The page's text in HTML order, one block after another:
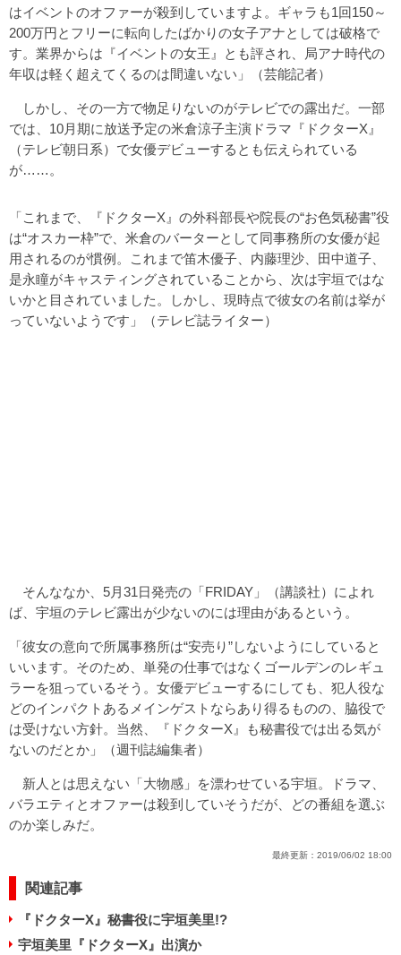
はイベントのオファーが殺到していますよ。ギャラも1回150～
200万円とフリーに転向したばかりの女子アナとしては破格で
す。業界からは『イベントの女王』とも評され、局アナ時代の
年収は軽く超えてくるのは間違いない」（芸能記者）
しかし、その一方で物足りないのがテレビでの露出だ。一部
では、10月期に放送予定の米倉涼子主演ドラマ『ドクターX』
（テレビ朝日系）で女優デビューするとも伝えられている
が……。
「これまで、『ドクターX』の外科部長や院長の“お色気秘書”役
は“オスカー枠”で、米倉のバーターとして同事務所の女優が起
用されるのが慣例。これまで笛木優子、内藤理沙、田中道子、
是永瞳がキャスティングされていることから、次は宇垣ではな
いかと目されていました。しかし、現時点で彼女の名前は挙が
っていないようです」（テレビ誌ライター）
そんななか、5月31日発売の「FRIDAY」（講談社）によれ
ば、宇垣のテレビ露出が少ないのには理由があるという。
「彼女の意向で所属事務所は“安売り”しないようにしていると
いいます。そのため、単発の仕事ではなくゴールデンのレギュ
ラーを狙っているそう。女優デビューするにしても、犯人役な
どのインパクトあるメインゲストならあり得るものの、脇役で
は受けない方針。当然、『ドクターX』も秘書役では出る気が
ないのだとか」（週刊誌編集者）
新人とは思えない「大物感」を漂わせている宇垣。ドラマ、
バラエティとオファーは殺到していそうだが、どの番組を選ぶ
のか楽しみだ。
最終更新： 2019/06/02 18:00
関連記事
『ドクターX』秘書役に宇垣美里!?
宇垣美里『ドクターX』出演か